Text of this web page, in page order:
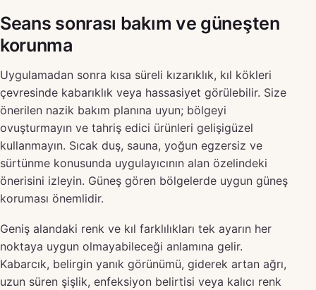
Seans sonrası bakım ve güneşten
korunma
Uygulamadan sonra kısa süreli kızarıklık, kıl kökleri
çevresinde kabarıklık veya hassasiyet görülebilir. Size
önerilen nazik bakım planına uyun; bölgeyi
ovuşturmayın ve tahriş edici ürünleri gelişigüzel
kullanmayın. Sıcak duş, sauna, yoğun egzersiz ve
sürtünme konusunda uygulayıcının alan özelindeki
önerisini izleyin. Güneş gören bölgelerde uygun güneş
koruması önemlidir.
Geniş alandaki renk ve kıl farklılıkları tek ayarın her
noktaya uygun olmayabileceği anlamına gelir.
Kabarcık, belirgin yanık görünümü, giderek artan ağrı,
uzun süren şişlik, enfeksiyon belirtisi veya kalıcı renk